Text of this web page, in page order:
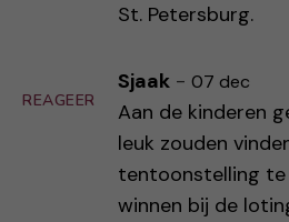
St. Petersburg.
REAGEER
Sjaak - 07 dec
Aan de kinderen
leuk zouden
tentoonstelling te
winnen bij de